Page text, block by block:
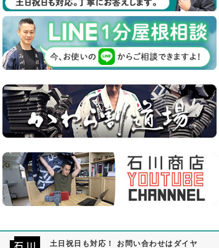
土日祝日も対応！ お問い合わせはダイヤ